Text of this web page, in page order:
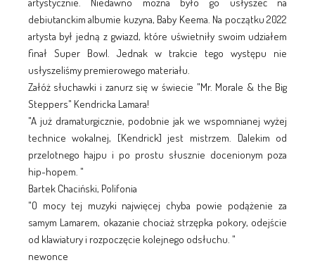
debiutanckim albumie kuzyna, Baby Keema. Na początku 2022
artysta był jedną z gwiazd, które uświetniły swoim udziałem
finał Super Bowl. Jednak w trakcie tego występu nie
usłyszeliśmy premierowego materiału.
Załóż słuchawki i zanurz się w świecie "Mr. Morale & the Big
Steppers" Kendricka Lamara!
"A już dramaturgicznie, podobnie jak we wspomnianej wyżej
technice wokalnej, [Kendrick] jest mistrzem. Dalekim od
przelotnego hajpu i po prostu słusznie docenionym poza
hip-hopem. "
Bartek Chaciński, Polifonia
"O mocy tej muzyki najwięcej chyba powie podążenie za
samym Lamarem, okazanie chociaż strzępka pokory, odejście
od klawiatury i rozpoczęcie kolejnego odsłuchu. "
newonce